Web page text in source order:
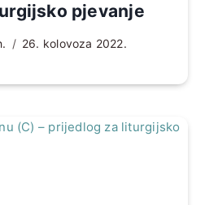
pjevanje
26. kolovoza 2022.